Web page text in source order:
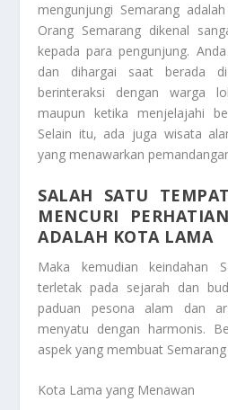
mengunjungi Semarang
Orang Semarang dikenal
kepada para pengunjung.
dan dihargai saat berada
berinteraksi dengan warga
maupun ketika menjelajahi
Selain itu, ada juga wisata
yang menawarkan
SALAH SATU
MENCURI
ADALAH KOTA LAMA
Maka kemudian keindahan
terletak pada sejarah dan
paduan pesona alam dan
menyatu dengan harmonis.
aspek yang membuat
Kota Lama yang Menawan